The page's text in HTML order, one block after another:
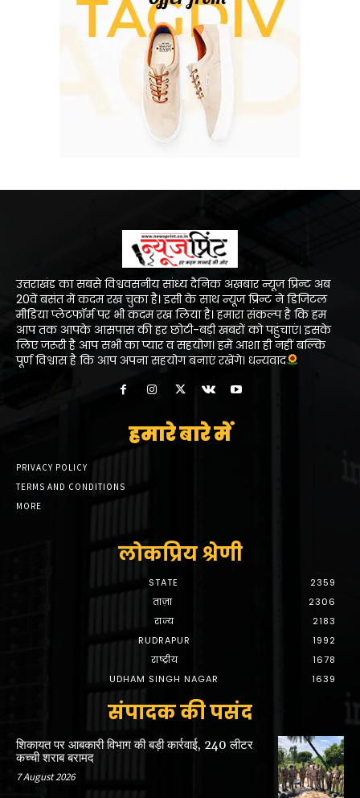
उत्तराखंड का सबसे विश्ववसनीय सांध्य दैनिक अख़बार न्यूज प्रिन्ट अब
20वें बसंत में कदम रख चुका है। इसी के साथ न्यूज प्रिन्ट ने डिजिटल
मीडिया प्लेटफॉर्म पर भी कदम रख लिया है। हमारा संकल्प है कि हम
आप तक आपके आसपास की हर छोटी-बड़ी खबरों को पहुंचाएं। इसके
लिए जरूरी है आप सभी का प्यार व सहयोग। हमें आशा ही नहीं बल्कि
पूर्ण विश्वास है कि आप अपना सहयोग बनाएं रखेंगे। धन्यवाद
हमारे बारे में
PRIVACY POLICY
TERMS AND CONDITIONS
MORE
लोकप्रिय श्रेणी
STATE
2359
ताज़ा
2306
राज्य
2183
RUDRAPUR
1992
राष्ट्रीय
1678
UDHAM SINGH NAGAR
1639
संपादक की पसंद
शिकायत पर आबकारी विभाग की बड़ी कार्रवाई, 240 लीटर
कच्ची शराब बरामद
7 August 2026